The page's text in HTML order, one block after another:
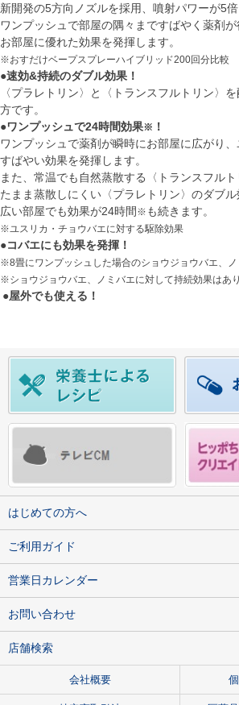
新開発の5方向ノズルを採用、噴射パワーが5倍
ワンプッシュで部屋の隅々まですばやく薬剤
お部屋に優れた効果を発揮します。
※おすだけベープスプレーハイブリッド200回分比較
●速効&持続のダブル効果！
〈プラレトリン〉と〈トランスフルトリン〉
方です。
●ワンプッシュで24時間効果※ ！
ワンプッシュで薬剤が瞬時にお部屋に広がり
すばやい効果を発揮します。
また、常温でも自然蒸散する〈トランスフル
たまま蒸散しにくい〈プラレトリン〉のダブル
広い部屋でも効果が24時間※ も続きます。
※ユスリカ・チョウバエに対する駆除効果
●コバエにも効果を発揮！
※8畳にワンプッシュした場合のショウジョウバエ、
※ショウジョウバエ、ノミバエに対して持続効果はあり
●屋外でも使える！
はじめての方へ
ご利用ガイド
営業日カレンダー
お問い合わせ
店舗検索
会社概要